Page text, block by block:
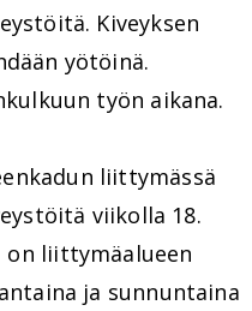
Kiveyksen
yötöinä.
työn aikana.
liittymässä
viikolla 18.
on liittymäalueen
ja sunnuntaina